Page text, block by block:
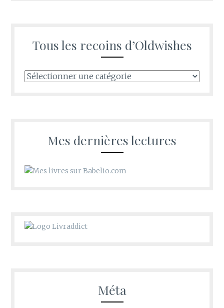
Tous les recoins d’Oldwishes
Tous
Mes dernières lectures
Méta